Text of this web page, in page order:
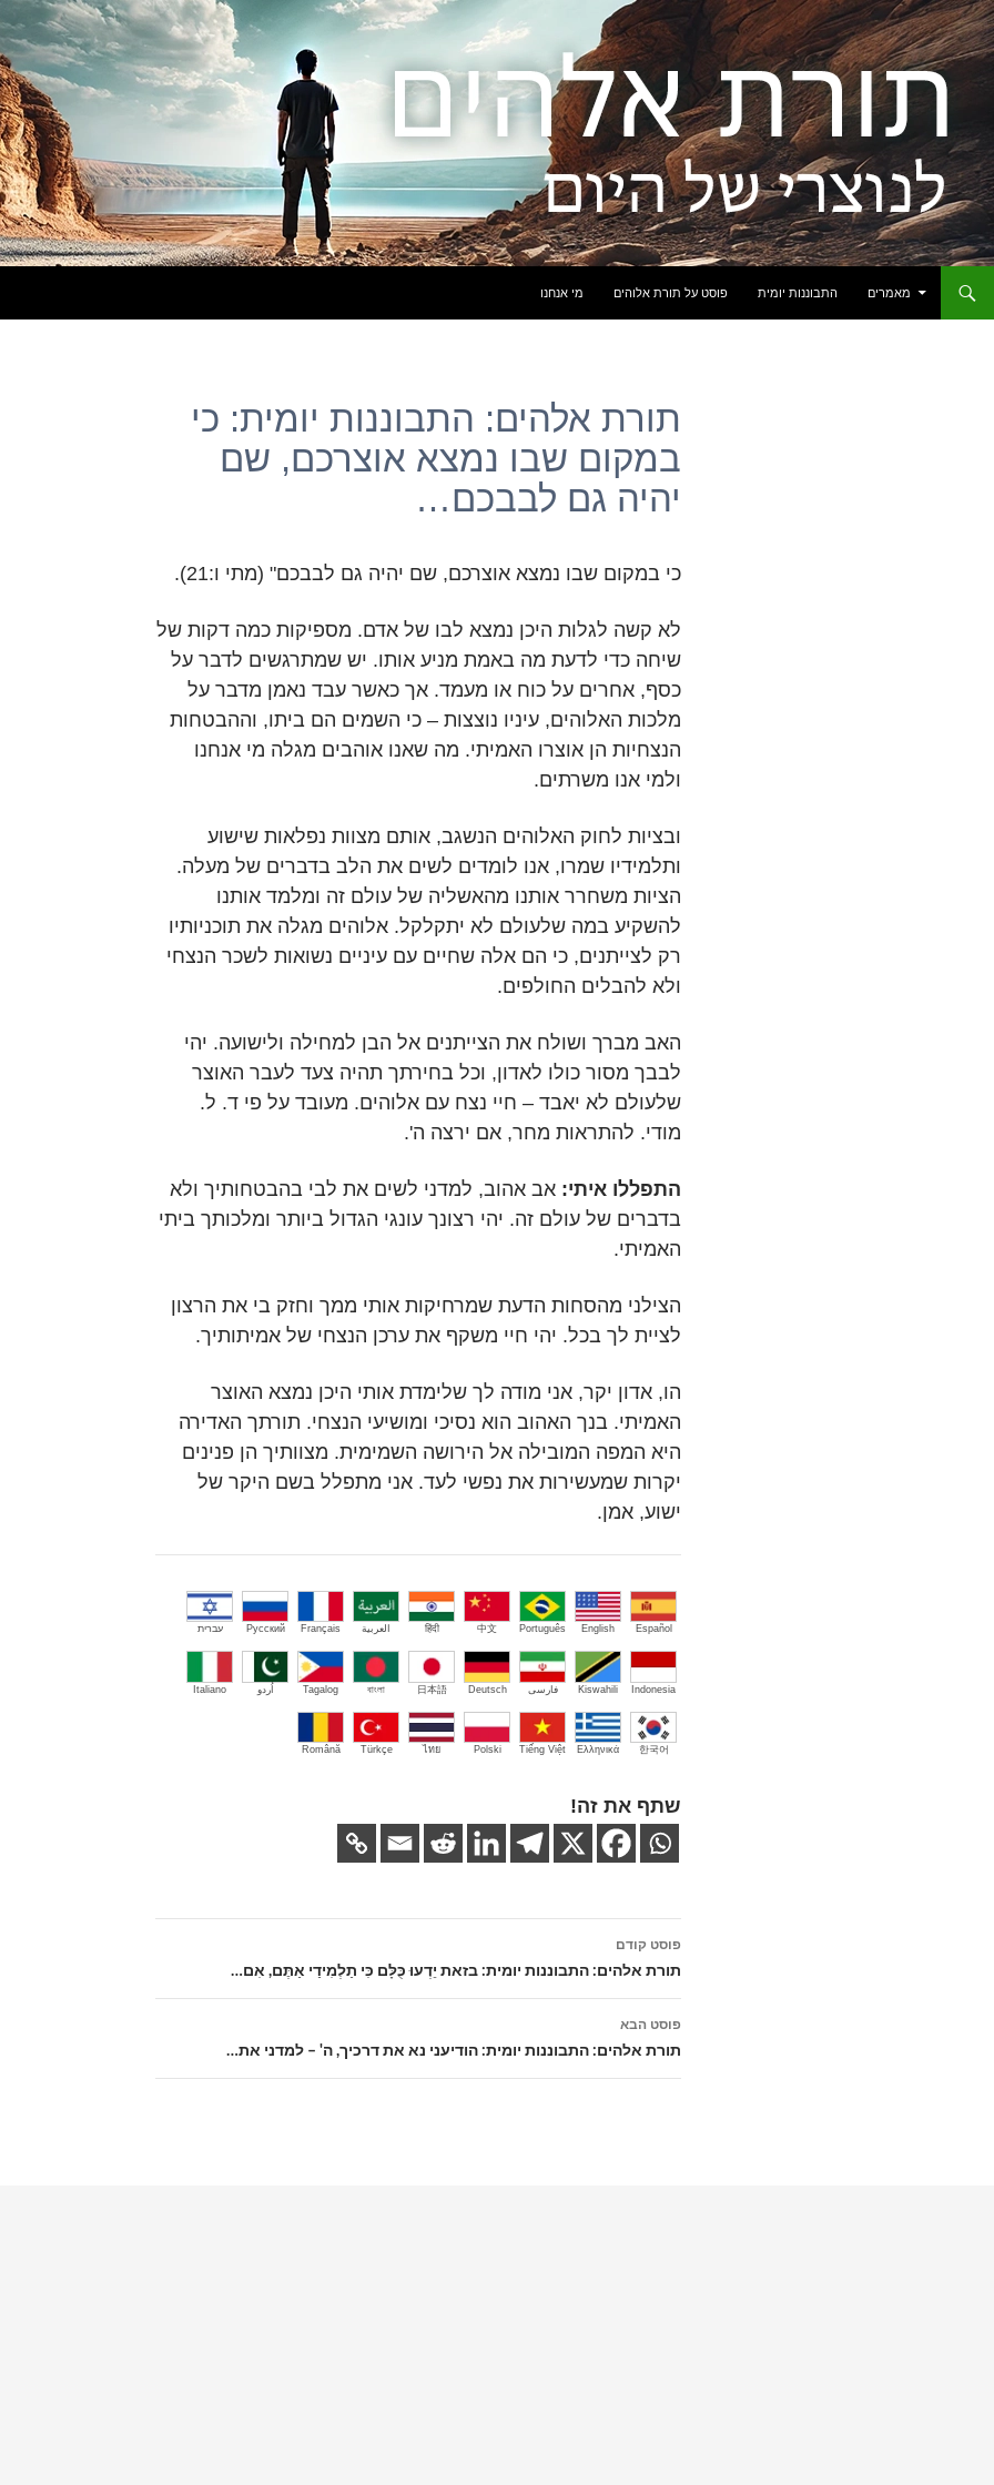
מאמרים
התבוננות יומית פוסט על תורת אלוהים מי אנחנו
תורת אלהים: התבוננות יומית: כי
במקום שבו נמצא אוצרכם, שם
יהיה גם לבבכם…
כי במקום שבו נמצא אוצרכם, שם יהיה גם לבבכם" (מתי ו:21).
לא קשה לגלות היכן נמצא לבו של אדם. מספיקות כמה דקות של
שיחה כדי לדעת מה באמת מניע אותו. יש שמתרגשים לדבר על
כסף, אחרים על כוח או מעמד. אך כאשר עבד נאמן מדבר על
מלכות האלוהים, עיניו נוצצות – כי השמים הם ביתו, וההבטחות
הנצחיות הן אוצרו האמיתי. מה שאנו אוהבים מגלה מי אנחנו
ולמי אנו משרתים.
ובציות לחוק האלוהים הנשגב, אותם מצוות נפלאות שישוע
ותלמידיו שמרו, אנו לומדים לשים את הלב בדברים של מעלה.
הציות משחרר אותנו מהאשליה של עולם זה ומלמד אותנו
להשקיע במה שלעולם לא יתקלקל. אלוהים מגלה את תוכניותיו
רק לצייתנים, כי הם אלה שחיים עם עיניים נשואות לשכר הנצחי
ולא להבלים החולפים.
האב מברך ושולח את הצייתנים אל הבן למחילה ולישועה. יהי
לבבך מסור כולו לאדון, וכל בחירתך תהיה צעד לעבר האוצר
שלעולם לא יאבד – חיי נצח עם אלוהים. מעובד על פי ד. ל.
מודי. להתראות מחר, אם ירצה ה'.
התפללו איתי: אב אהוב, למדני לשים את לבי בהבטחותיך ולא
בדברים של עולם זה. יהי רצונך עונגי הגדול ביותר ומלכותך ביתי
האמיתי.
הצילני מהסחות הדעת שמרחיקות אותי ממך וחזק בי את הרצון
לציית לך בכל. יהי חיי משקף את ערכן הנצחי של אמיתותיך.
הו, אדון יקר, אני מודה לך שלימדת אותי היכן נמצא האוצר
האמיתי. בנך האהוב הוא נסיכי ומושיעי הנצחי. תורתך האדירה
היא המפה המובילה אל הירושה השמימית. מצוותיך הן פנינים
יקרות שמעשירות את נפשי לעד. אני מתפלל בשם היקר של
ישוע, אמן.
Español
English
Português
中文
हिंदी العربية Français
Русский עברית
Indonesia
Kiswahili فارسی Deutsch
日本語
বাংলা
Tagalog اُردو Italiano
한국어
Ελληνικά
Tiếng Việt
Polski
ไทย
Türkçe
Română
שתף את זה!
ניווט
בפוסטים
פוסט קודם
תורת אלהים: התבוננות יומית: בזאת יֵדְעוּ כֻּלָּם כִּי תַלְמִידַי אַתֶּם, אִם…
פוסט הבא
תורת אלהים: התבוננות יומית: הודיעני נא את דרכיך, ה' – למדני את…